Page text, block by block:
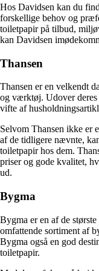
Hos Davidsen kan du
forskellige behov og
toiletpapir på tilbud,
kan Davidsen
Thansen
Thansen er en velkendt
og værktøj. Udover deres
vifte af
Selvom Thansen ikke er
af de tidligere nævnte,
toiletpapir hos dem.
priser og gode kvalitet,
ud.
Bygma
Bygma er en af de
omfattende sortiment af
Bygma også en god
toiletpapir.